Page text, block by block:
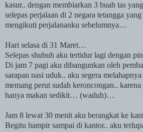
kasur.. dengan membiarkan 3 buah tas
selepas perjalaan di 2 negara tetangga
mengikuti perjalananku sebelumnya…
Hari selasa di 31 Maret…
Selepas shubuh aku tertidur lagi dengan
Di jam 7 pagi aku dibangunkan oleh
sarapan nasi uduk.. aku segera
memang perut sudah keroncongan..
hanya makan sedikit… (waduh)…
Jam 8 lewat 30 menit aku berangkat ke
Begitu hampir sampai di kantor.. aku